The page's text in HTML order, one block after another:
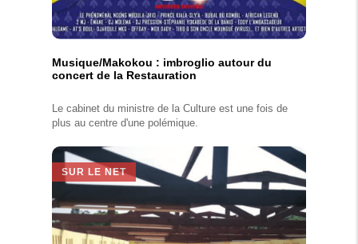
Musique/Makokou : imbroglio autour du
concert de la Restauration
Le cabinet du ministre de la Culture est une fois de
plus au centre d'une polémique.
SUR LE NET